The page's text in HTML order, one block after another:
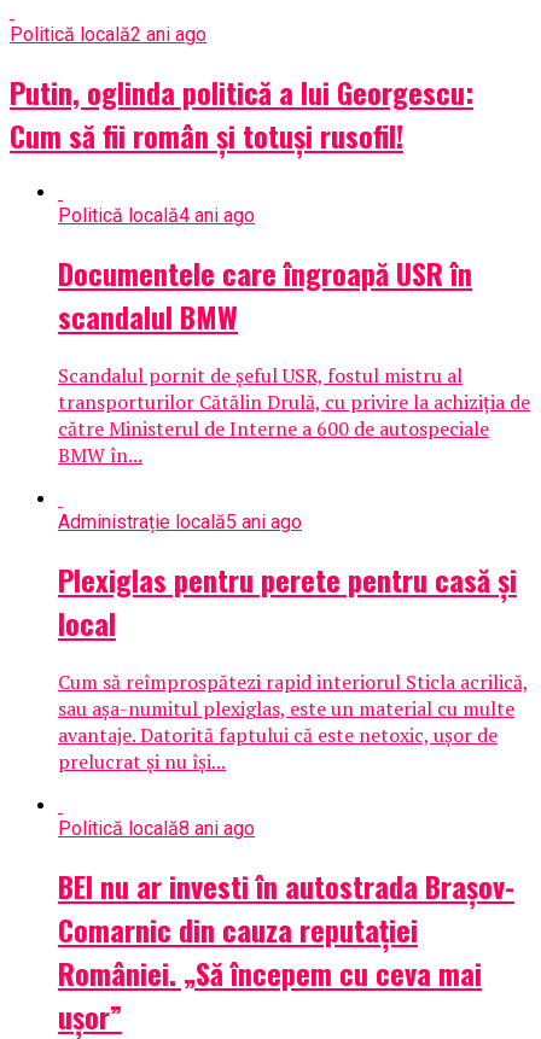
Politică locală2 ani ago
Putin, oglinda politică a lui Georgescu:
Cum să fii român și totuși rusofil!
Politică locală4 ani ago
Documentele care îngroapă USR în
scandalul BMW
Scandalul pornit de șeful USR, fostul mistru al
transporturilor Cătălin Drulă, cu privire la achiziția de
către Ministerul de Interne a 600 de autospeciale
BMW în...
Administrație locală5 ani ago
Plexiglas pentru perete pentru casă și
local
Cum să reîmprospătezi rapid interiorul Sticla acrilică,
sau așa-numitul plexiglas, este un material cu multe
avantaje. Datorită faptului că este netoxic, ușor de
prelucrat și nu își...
Politică locală8 ani ago
BEI nu ar investi în autostrada Brașov-
Comarnic din cauza reputației
României. „Să începem cu ceva mai
ușor”